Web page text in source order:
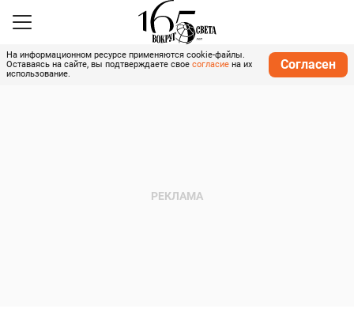
На информационном ресурсе применяются cookie-файлы.
Оставаясь на сайте, вы подтверждаете свое согласие на их
использование.
Согласен